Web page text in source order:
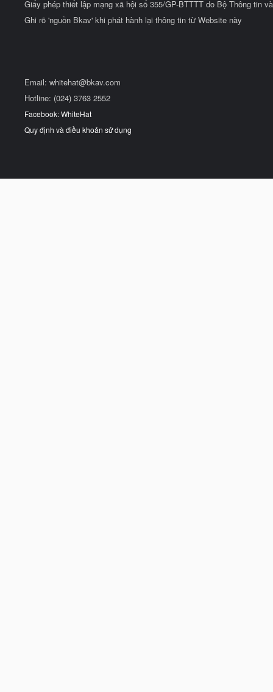
Giấy phép thiết lập mạng xã hội số 355/GP-BTTTT do Bộ Thông tin
Ghi rõ 'nguồn Bkav' khi phát hành lại thông tin từ Website này
Email: whitehat@bkav.com
Hotline: (024) 3763 2552
Facebook: WhiteHat
Quy định và điều khoản sử dụng